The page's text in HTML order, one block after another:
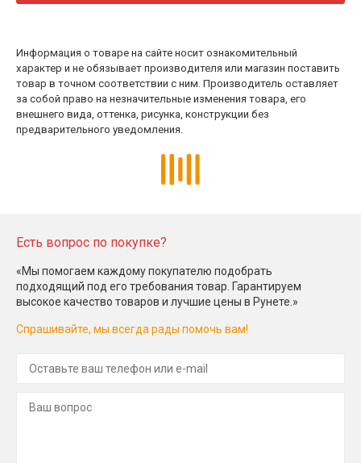
Информация о товаре на сайте носит ознакомительный
характер и не обязывает производителя или магазин поставить
товар в точном соответствии с ним. Производитель оставляет
за собой право на незначительные изменения товара, его
внешнего вида, оттенка, рисунка, конструкции без
предварительного уведомления.
Есть вопрос по покупке?
«Мы помогаем каждому покупателю подобрать
подходящий под его требования товар. Гарантируем
высокое качество товаров и лучшие цены в Рунете.»
Спрашивайте, мы всегда рады помочь вам!